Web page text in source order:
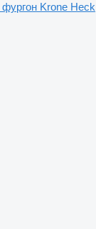
Krone Heck